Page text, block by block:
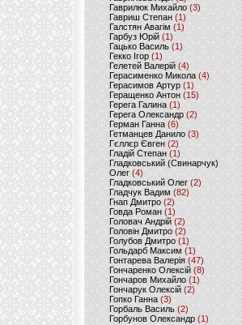
Гаврилюк Михайло (3)
Гавриш Степан (1)
Галстян Авагім (1)
Гарбуз Юрій (1)
Гацько Василь (1)
Гекко Ігор(1)
Гелетей Валерій (4)
Герасименко Микола (4)
Герасимов Артур (1)
Геращенко Антон(15)
Герега Галина (1)
Герега Олександр (2)
Герман Ганна (6)
Гетманцев Данило (3)
Гєллєр Євген (2)
Гладій Степан(1)
Гладковський (Свинарчук)
Олег (4)
Гладковський Олег (2)
Гладчук Вадим (82)
Гнап Дмитро (2)
Говда Роман(1)
Головач Андрій (2)
Головін Дмитро (2)
Голубов Дмитро (1)
Гольдарб Максим(1)
Гонтарева Валерія (47)
Гончаренко Олексій(8)
Гончаров Михайло (1)
Гончарук Олексій (2)
Гопко Ганна (3)
Горбаль Василь (2)
Горбунов Олександр (1)